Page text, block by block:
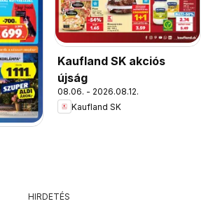
Kaufland SK akciós
újság
08.06. - 2026.08.12.
Kaufland SK
HIRDETÉS